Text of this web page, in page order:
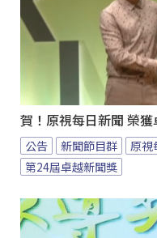
賀！原視每日新聞 榮
公告 新聞節目群 原視
第24屆卓越新聞獎